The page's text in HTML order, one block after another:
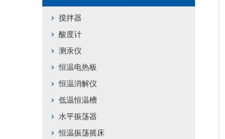
搅拌器
酸度计
测汞仪
恒温电热板
恒温消解仪
低温恒温槽
水平振荡器
恒温振荡摇床